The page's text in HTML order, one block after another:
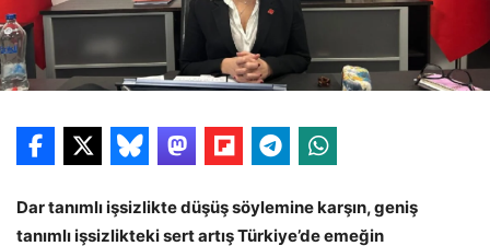
Dar tanımlı işsizlikte düşüş söylemine karşın, geniş
tanımlı işsizlikteki sert artış Türkiye’de emeğin